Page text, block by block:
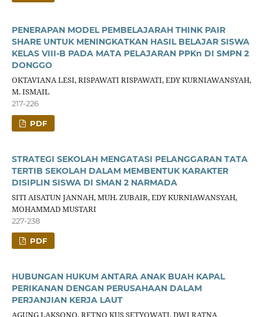
PENERAPAN MODEL PEMBELAJARAH THINK PAIR
SHARE UNTUK MENINGKATKAN HASIL BELAJAR SISWA
KELAS VIII-B PADA MATA PELAJARAN PPKn DI SMPN 2
DONGGO
OKTAVIANA LESI, RISPAWATI RISPAWATI, EDY KURNIAWANSYAH,
M. ISMAIL
217-226
PDF
STRATEGI SEKOLAH MENGATASI PELANGGARAN TATA
TERTIB SEKOLAH DALAM MEMBENTUK KARAKTER
DISIPLIN SISWA DI SMAN 2 NARMADA
SITI AISATUN JANNAH, MUH. ZUBAIR, EDY KURNIAWANSYAH,
MOHAMMAD MUSTARI
227-238
PDF
HUBUNGAN HUKUM ANTARA ANAK BUAH KAPAL
PERIKANAN DENGAN PERUSAHAAN DALAM
PERJANJIAN KERJA LAUT
AGUNG LAKSONO, RETNO KUS SETYOWATI, DWI RATNA